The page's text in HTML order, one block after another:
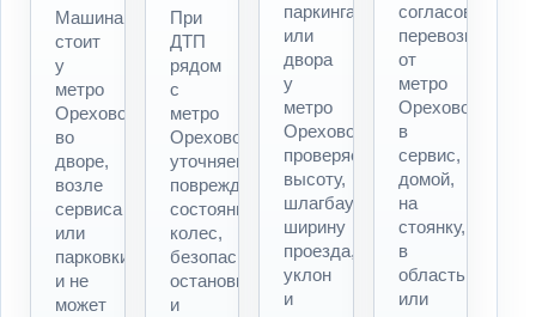
Машина
стоит
у
метро
Орехово,
во
дворе,
возле
сервиса
или
парковки
и не
может
При
ДТП
рядом
с
метро
Орехово
уточняем
повреждения,
состояние
колес,
безопасность
остановки
и
паркинга
или
двора
у
метро
Орехово
проверяем
высоту,
шлагбаум,
ширину
проезда,
уклон
и
согласовать
перевозку
от
метро
Орехово
в
сервис,
домой,
на
стоянку,
в
область
или